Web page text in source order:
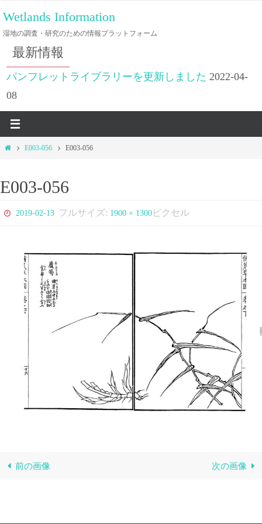
ン
テ
ツ
ス
プ
Wetlands Information
湿地の調査・研究のための情報プラットフォーム
最新情報
パンフレットライブラリーを更新しました 2022-04-
08
ホ
E003-056 E003-056
E003-056
2019-02-13 フルサイズ: 1900 × 1300 ピクセル
前の画像 次の画像